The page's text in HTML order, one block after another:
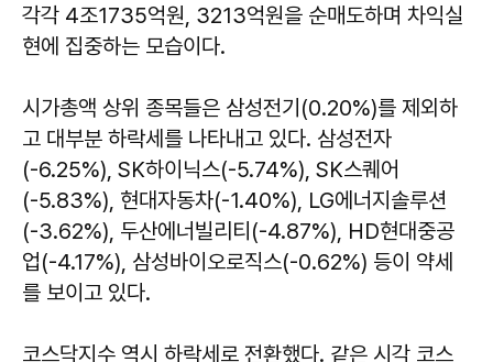
각각 4조1735억원, 3213억원을 순매도하며 차익실
현에 집중하는 모습이다.
시가총액 상위 종목들은 삼성전기(0.20%)를 제외하
고 대부분 하락세를 나타내고 있다. 삼성전자
(-6.25%), SK하이닉스(-5.74%), SK스퀘어
(-5.83%), 현대자동차(-1.40%), LG에너지솔루션
(-3.62%), 두산에너빌리티(-4.87%), HD현대중공
업(-4.17%), 삼성바이오로직스(-0.62%) 등이 약세
를 보이고 있다.
코스닥지수 역시 하락세로 전환했다. 같은 시각 코스